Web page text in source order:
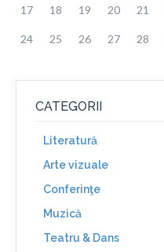
17 18 19 20 21
24 25 26 27 28
CATEGORII
Literatură
Arte vizuale
Conferinţe
Muzică
Teatru & Dans